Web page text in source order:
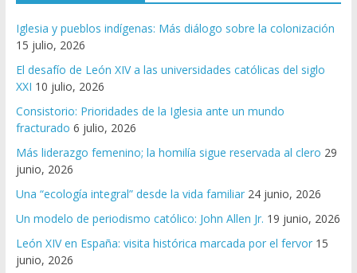
Iglesia y pueblos indígenas: Más diálogo sobre la colonización
15 julio, 2026
El desafío de León XIV a las universidades católicas del siglo
XXI 10 julio, 2026
Consistorio: Prioridades de la Iglesia ante un mundo
fracturado 6 julio, 2026
Más liderazgo femenino; la homilía sigue reservada al clero 29
junio, 2026
Una “ecología integral” desde la vida familiar 24 junio, 2026
Un modelo de periodismo católico: John Allen Jr. 19 junio, 2026
León XIV en España: visita histórica marcada por el fervor 15
junio, 2026